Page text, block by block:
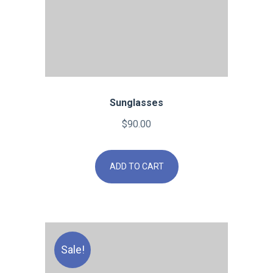
Sunglasses
$90.00
ADD TO CART
Sale!